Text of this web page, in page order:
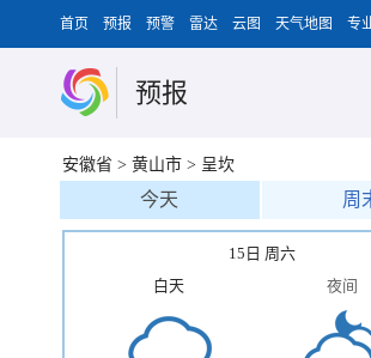
首页 预报 预警 雷达 云图 天气地图 专
预报
安徽省 > 黄山市 > 呈坎
今天 周
15日 周六
白天
夜间